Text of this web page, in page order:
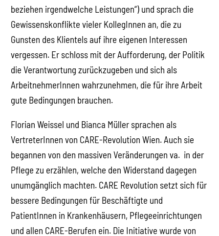
beziehen irgendwelche Leistungen“) und sprach die
Gewissenskonflikte vieler KollegInnen an, die zu
Gunsten des Klientels auf ihre eigenen Interessen
vergessen. Er schloss mit der Aufforderung, der Politik
die Verantwortung zurückzugeben und sich als
ArbeitnehmerInnen wahrzunehmen, die für ihre Arbeit
gute Bedingungen brauchen.
Florian Weissel und Bianca Müller sprachen als
VertreterInnen von CARE-Revolution Wien. Auch sie
begannen von den massiven Veränderungen va. in der
Pflege zu erzählen, welche den Widerstand dagegen
unumgänglich machten. CARE Revolution setzt sich für
bessere Bedingungen für Beschäftigte und
PatientInnen in Krankenhäusern, Pflegeeinrichtungen
und allen CARE-Berufen ein. Die Initiative wurde von